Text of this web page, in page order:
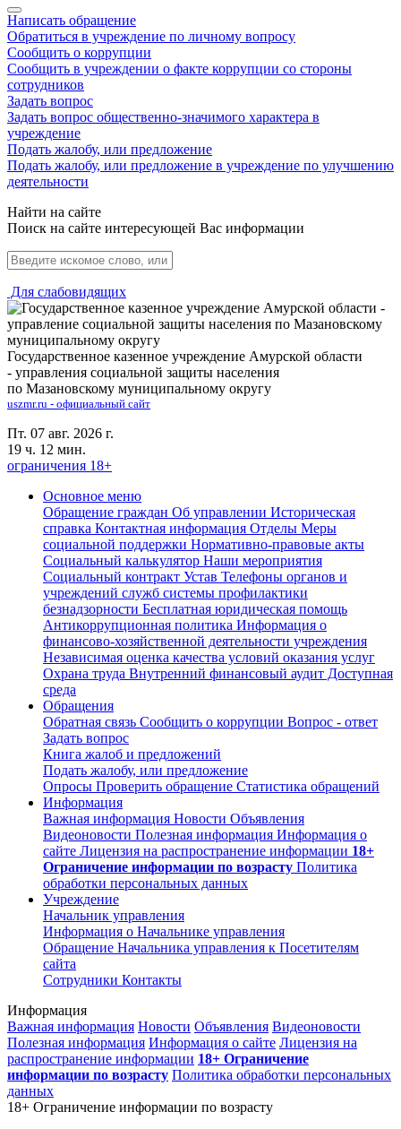
Написать обращение
Обратиться в учреждение по личному вопросу
Сообщить о коррупции
Сообщить в учреждении о факте коррупции со стороны
сотрудников
Задать вопрос
Задать вопрос общественно-значимого характера в
учреждение
Подать жалобу, или предложение
Подать жалобу, или предложение в учреждение по улучшению
деятельности
Найти на сайте
Поиск на сайте интересующей Вас информации
Для слабовидящих
Государственное казенное учреждение Амурской области
- управления социальной защиты населения
по Мазановскому муниципальному округу
uszmr.ru - официальный сайт
Пт. 07 авг. 2026 г.
19 ч. 12 мин.
ограничения 18+
Основное меню
Обращение граждан Об управлении Историческая
справка Контактная информация Отделы Меры
социальной поддержки Нормативно-правовые акты
Социальный калькулятор Наши мероприятия
Социальный контракт Устав Телефоны органов и
учреждений служб системы профилактики
безнадзорности Бесплатная юридическая помощь
Антикоррупционная политика Информация о
финансово-хозяйственной деятельности учреждения
Независимая оценка качества условий оказания услуг
Охрана труда Внутренний финансовый аудит Доступная
среда
Обращения
Обратная связь Сообщить о коррупции Вопрос - ответ
Задать вопрос
Книга жалоб и предложений
Подать жалобу, или предложение
Опросы Проверить обращение Статистика обращений
Информация
Важная информация Новости Объявления
Видеоновости Полезная информация Информация о
сайте Лицензия на распространение информации 18+
Ограничение информации по возрасту Политика
обработки персональных данных
Учреждение
Начальник управления
Информация о Начальнике управления
Обращение Начальника управления к Посетителям
сайта
Сотрудники Контакты
Информация
Важная информация Новости Объявления Видеоновости
Полезная информация Информация о сайте Лицензия на
распространение информации 18+ Ограничение
информации по возрасту Политика обработки персональных
данных
18+ Ограничение информации по возрасту